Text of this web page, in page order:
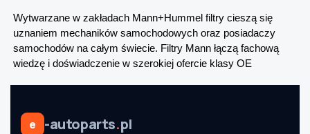
Wytwarzane w zakładach Mann+Hummel filtry cieszą się
uznaniem mechaników samochodowych oraz posiadaczy
samochodów na całym świecie. Filtry Mann łączą fachową
wiedzę i doświadczenie w szerokiej ofercie klasy OE
e -autoparts.pl